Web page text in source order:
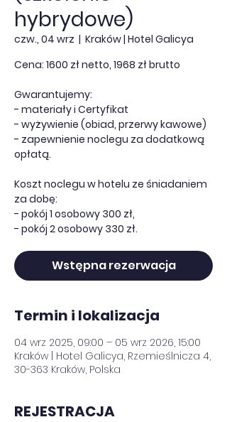
hybrydowe)
czw., 04 wrz
  |
Kraków | Hotel Galicya
Cena: 1600 zł netto, 1968 zł brutto
Gwarantujemy:
- materiały i Certyfikat
- wyżywienie (obiad, przerwy kawowe)
- zapewnienie noclegu za dodatkową
opłatą.
Koszt noclegu w hotelu ze śniadaniem
za dobę:
- pokój 1 osobowy 300 zł,
- pokój 2 osobowy 330 zł.
Wstępna rezerwacja
Termin i lokalizacja
04 wrz 2025, 09:00 – 05 wrz 2026, 15:00
Kraków | Hotel Galicya, Rzemieślnicza 4,
30-363 Kraków, Polska
REJESTRACJA